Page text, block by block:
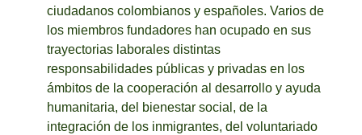
ciudadanos colombianos y españoles. Varios de
los miembros fundadores han ocupado en sus
trayectorias laborales distintas
responsabilidades públicas y privadas en los
ámbitos de la cooperación al desarrollo y ayuda
humanitaria, del bienestar social, de la
integración de los inmigrantes, del voluntariado